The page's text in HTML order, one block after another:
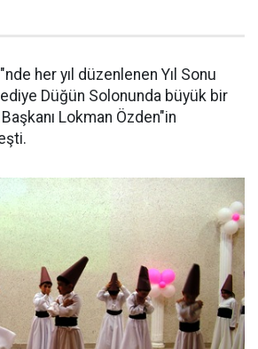
her yıl düzenlenen Yıl Sonu
Düğün Solonunda büyük bir
Lokman Özden"in